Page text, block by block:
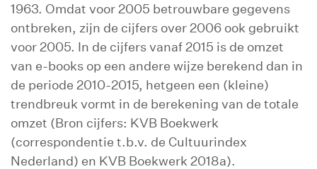
1963. Omdat voor 2005 betrouwbare gegevens
ontbreken, zijn de cijfers over 2006 ook gebruikt
voor 2005. In de cijfers vanaf 2015 is de omzet
van e-books op een andere wijze berekend dan in
de periode 2010-2015, hetgeen een (kleine)
trendbreuk vormt in de berekening van de totale
omzet (Bron cijfers: KVB Boekwerk
(correspondentie t.b.v. de Cultuurindex
Nederland) en KVB Boekwerk 2018a).